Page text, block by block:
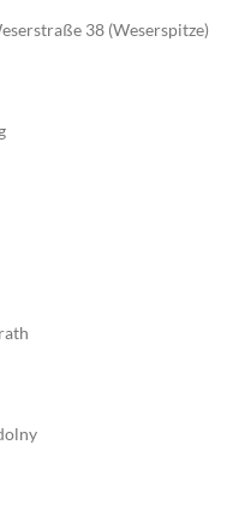
38 (Weserspitze)